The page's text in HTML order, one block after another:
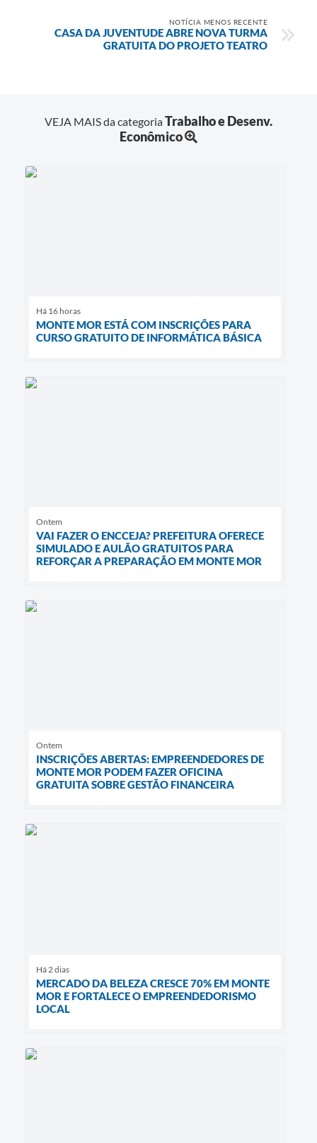
NOTÍCIA MENOS RECENTE
CASA DA JUVENTUDE ABRE NOVA TURMA
GRATUITA DO PROJETO TEATRO
VEJA MAIS da categoriaTrabalho e Desenv.
Econômico
Há 16 horas
MONTE MOR ESTÁ COM INSCRIÇÕES PARA
CURSO GRATUITO DE INFORMÁTICA BÁSICA
Ontem
VAI FAZER O ENCCEJA? PREFEITURA OFERECE
SIMULADO E AULÃO GRATUITOS PARA
REFORÇAR A PREPARAÇÃO EM MONTE MOR
Ontem
INSCRIÇÕES ABERTAS: EMPREENDEDORES DE
MONTE MOR PODEM FAZER OFICINA
GRATUITA SOBRE GESTÃO FINANCEIRA
Há 2 dias
MERCADO DA BELEZA CRESCE 70% EM MONTE
MOR E FORTALECE O EMPREENDEDORISMO
LOCAL